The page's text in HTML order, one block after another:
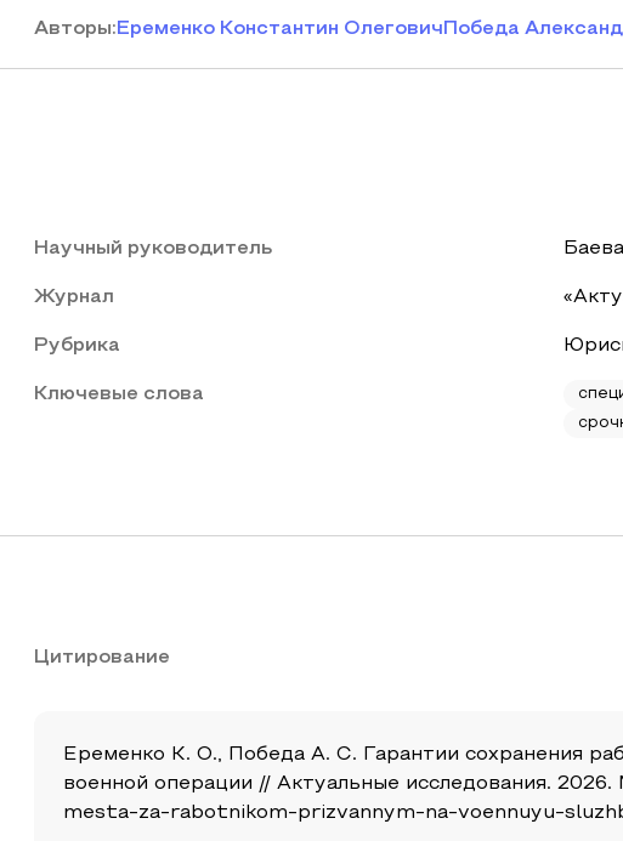
Авторы: Еременко Константин Олегович Победа
Научный руководитель
Журнал
Рубрика
Ключевые слова
Цитирование
Еременко К. О., Победа А. С. Гарантии сохранения
военной операции // Актуальные исследования.
mesta-za-rabotnikom-prizvannym-na-voennuyu-